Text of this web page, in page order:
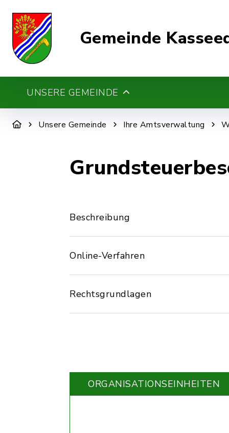
Gemeinde
UNSERE GEMEINDE
Unsere Gemeinde Ihre Amtsverwaltung
Beschreibung
Online-Verfahren
Rechtsgrundlagen
ORGANISATIONS­EINHEITEN